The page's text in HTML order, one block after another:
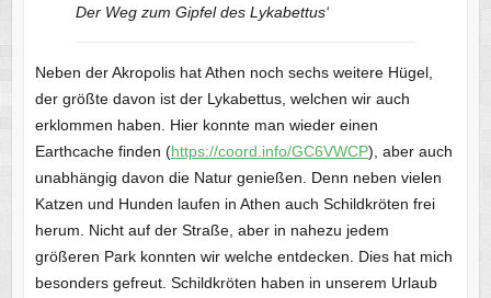
Der Weg zum Gipfel des Lykabettus‘
Neben der Akropolis hat Athen noch sechs weitere Hügel,
der größte davon ist der Lykabettus, welchen wir auch
erklommen haben. Hier konnte man wieder einen
Earthcache finden (https://coord.info/GC6VWCP), aber auch
unabhängig davon die Natur genießen. Denn neben vielen
Katzen und Hunden laufen in Athen auch Schildkröten frei
herum. Nicht auf der Straße, aber in nahezu jedem
größeren Park konnten wir welche entdecken. Dies hat mich
besonders gefreut. Schildkröten haben in unserem Urlaub